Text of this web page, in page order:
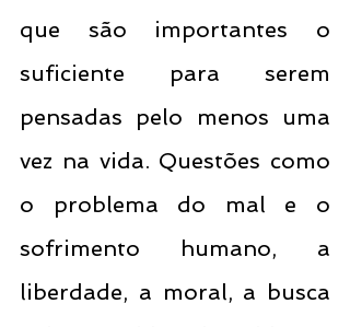
que são importantes o
suficiente para serem
pensadas pelo menos uma
vez na vida. Questões como
o problema do mal e o
sofrimento humano, a
liberdade, a moral, a busca